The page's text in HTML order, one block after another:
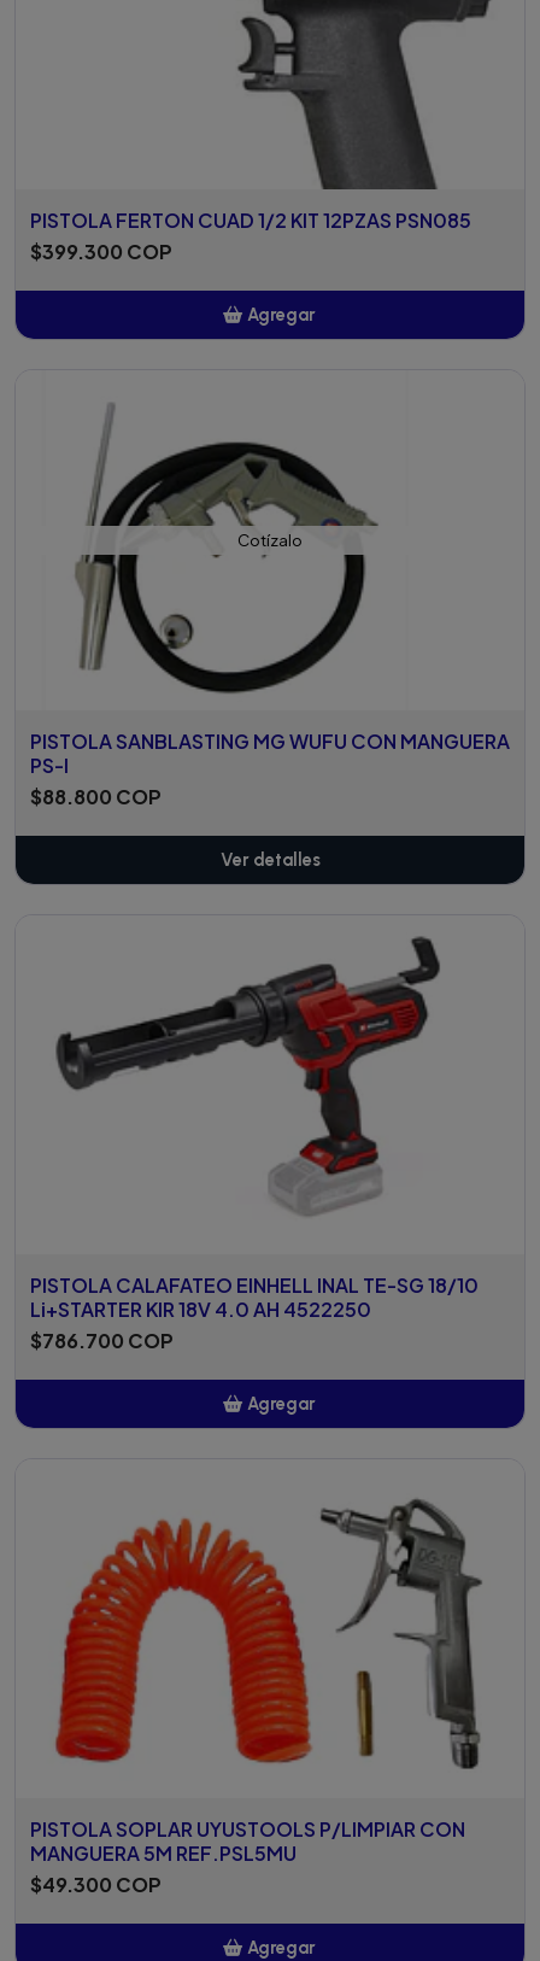
PISTOLA FERTON CUAD 1/2 KIT 12PZAS PSN085
$399.300 COP
Agregar
Cotízalo
PISTOLA SANBLASTING MG WUFU CON MANGUERA
PS-I
$88.800 COP
Ver detalles
PISTOLA CALAFATEO EINHELL INAL TE-SG 18/10
Li+STARTER KIR 18V 4.0 AH 4522250
$786.700 COP
Agregar
PISTOLA SOPLAR UYUSTOOLS P/LIMPIAR CON
MANGUERA 5M REF.PSL5MU
$49.300 COP
Agregar